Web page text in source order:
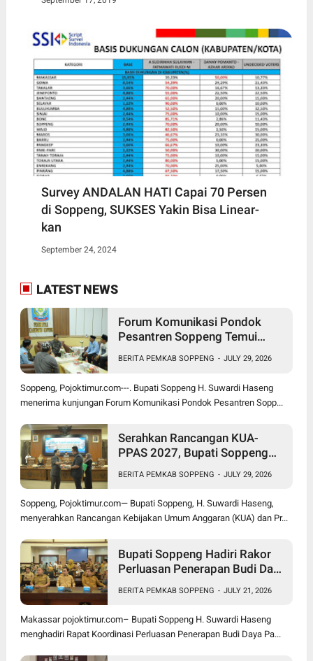
Survey ANDALAN HATI Capai 70 Persen
di Soppeng, SUKSES Yakin Bisa Linear-
kan
September 24, 2024
LATEST NEWS
Forum Komunikasi Pondok
Pesantren Soppeng Temui
BERITA PEMKAB SOPPENG - JULY 29, 2026
Soppeng, Pojoktimur.com---. Bupati Soppeng H. Suwardi Haseng
menerima kunjungan Forum Komunikasi Pondok Pesantren Sopp...
Serahkan Rancangan KUA-
PPAS 2027, Bupati Soppeng
Tengah Tekanan Fiskal
BERITA PEMKAB SOPPENG - JULY 29, 2026
Soppeng, Pojoktimur.com— Bupati Soppeng, H. Suwardi Haseng,
menyerahkan Rancangan Kebijakan Umum Anggaran (KUA) dan Pr...
Bupati Soppeng Hadiri Rakor
Perluasan Penerapan Budi Daya
BERITA PEMKAB SOPPENG - JULY 21, 2026
Makassar pojoktimur.com– Bupati Soppeng H. Suwardi Haseng
menghadiri Rapat Koordinasi Perluasan Penerapan Budi Daya Pa...